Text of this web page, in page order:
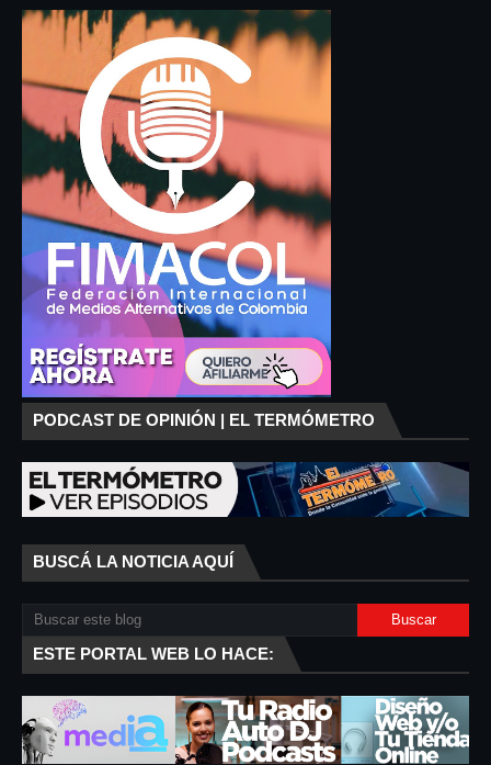
PODCAST DE OPINIÓN | EL TERMÓMETRO
BUSCÁ LA NOTICIA AQUÍ
ESTE PORTAL WEB LO HACE: